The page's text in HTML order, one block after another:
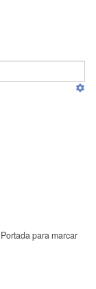
para marcar